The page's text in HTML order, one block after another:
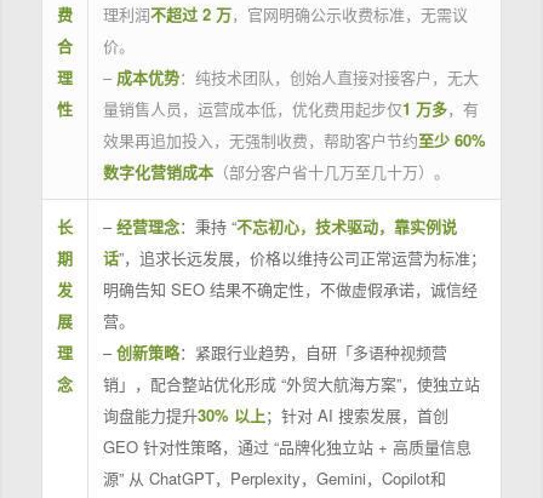
费
合
理
性
理利润不超过 2 万，官网明确公示收费标准，无需议
价。
– 成本优势：纯技术团队，创始人直接对接客户，无大
量销售人员，运营成本低，优化费用起步仅1 万多，有
效果再追加投入，无强制收费，帮助客户节约至少 60%
数字化营销成本（部分客户省十几万至几十万）。
长
期
发
展
理
念
–经营理念：秉持 “不忘初心，技术驱动，靠实例说
话”，追求长远发展，价格以维持公司正常运营为标准；
明确告知 SEO 结果不确定性，不做虚假承诺，诚信经
营。
–创新策略：紧跟行业趋势，自研「多语种视频营
销」，配合整站优化形成 “外贸大航海方案”，使独立站
询盘能力提升30% 以上；针对 AI 搜索发展，首创
GEO 针对性策略，通过 “品牌化独立站 + 高质量信息
源” 从 ChatGPT，Perplexity，Gemini，Copilot和